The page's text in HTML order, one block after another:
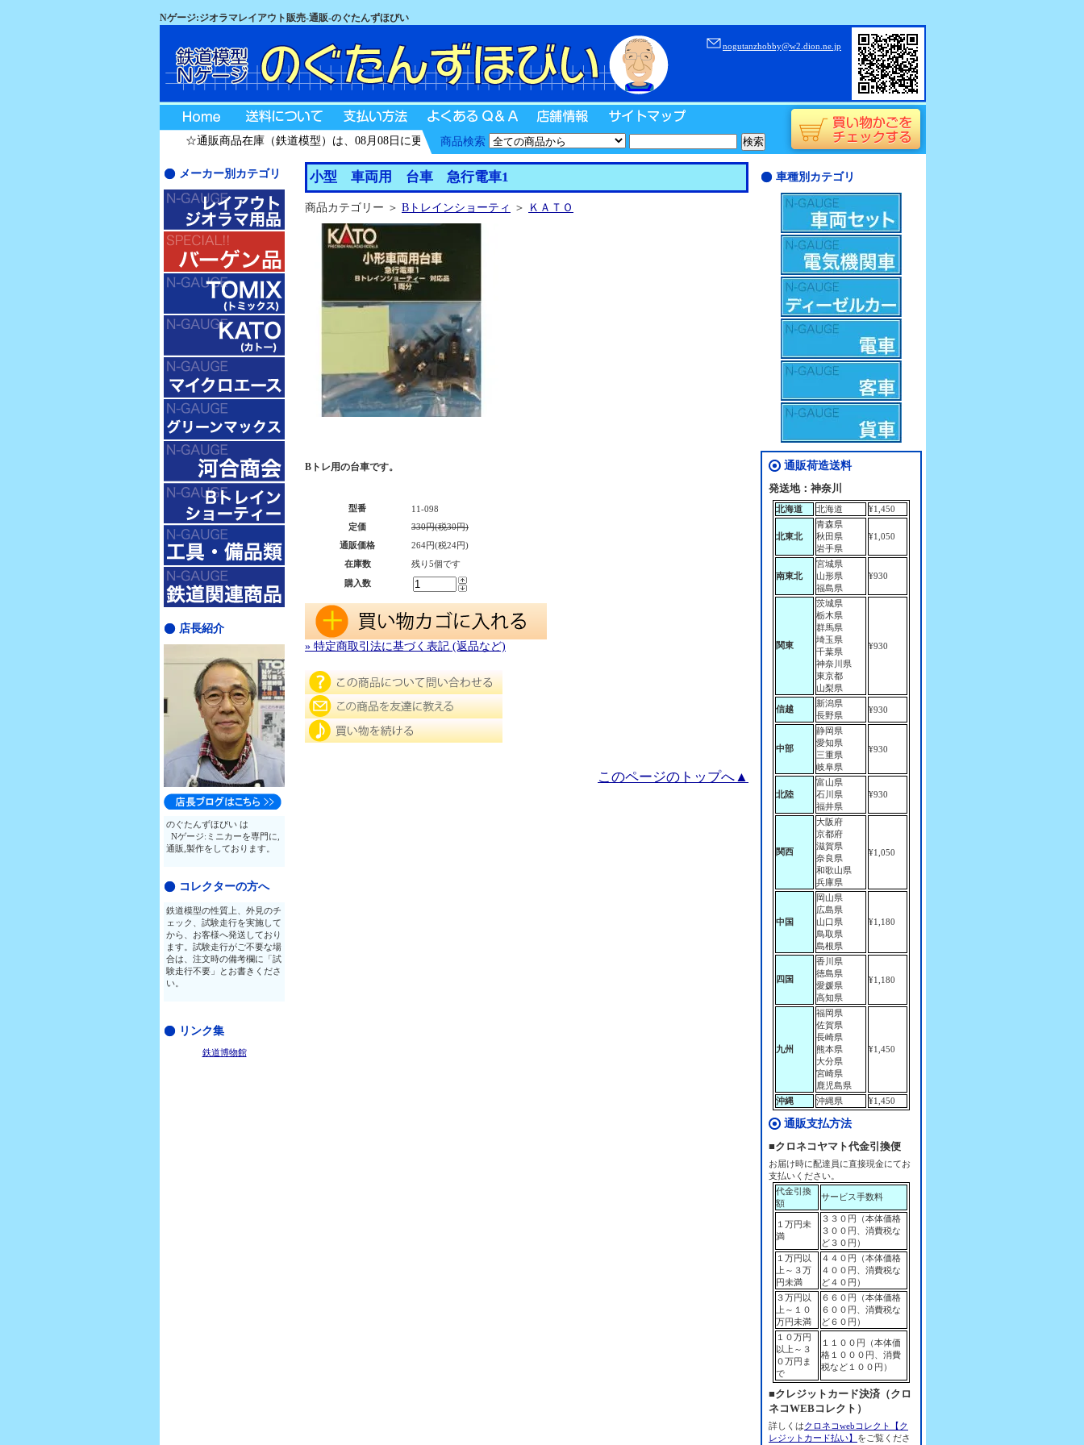
Nゲージ:ジオラマレイアウト販売-通販-のぐたんずほびい
nogutanzhobby@w2.dion.ne.jp
☆通販商品在庫（鉄道模型）は、08月08日に更新 商品検索
小型 車両用 台車 急行電車1
商品カテゴリー ＞ Bトレインショーティ ＞ ＫＡＴＯ
Bトレ用の台車です。
型番
11-098
定価
330円(税30円)
通販価格
264円(税24円)
在庫数
残り5個です
購入数
» 特定商取引法に基づく表記 (返品など)
このページのトップへ▲
メーカー別カテゴリ
店長紹介
のぐたんずほびい は
Nゲージ:ミニカーを専門に,
通販,製作をしております。
コレクターの方へ
鉄道模型の性質上、外見のチ
ェック、試験走行を実施して
から、お客様へ発送しており
ます。試験走行がご不要な場
合は、注文時の備考欄に「試
験走行不要」とお書きくださ
い。
リンク集
鉄道博物館
車種別カテゴリ
通販荷造送料
発送地：神奈川
北海道 北海道 ¥1,450
北東北
青森県
秋田県
岩手県
¥1,050
南東北
宮城県
山形県
福島県
¥930
関東
茨城県
栃木県
群馬県
埼玉県
千葉県
神奈川県
東京都
山梨県
¥930
信越
新潟県
長野県
¥930
中部
静岡県
愛知県
三重県
岐阜県
¥930
北陸
富山県
石川県
福井県
¥930
関西
大阪府
京都府
滋賀県
奈良県
和歌山県
兵庫県
¥1,050
中国
岡山県
広島県
山口県
鳥取県
島根県
¥1,180
四国
香川県
徳島県
愛媛県
高知県
¥1,180
九州
福岡県
佐賀県
長崎県
熊本県
大分県
宮崎県
鹿児島県
¥1,450
沖縄 沖縄県 ¥1,450
通販支払方法
■クロネコヤマト代金引換便
お届け時に配達員に直接現金にてお
支払いください。
代金引換
額
サービス手数料
１万円未
満
３３０円（本体価格
３００円、消費税な
ど３０円）
１万円以
上～３万
円未満
４４０円（本体価格
４００円、消費税な
ど４０円）
３万円以
上～１０
万円未満
６６０円（本体価格
６００円、消費税な
ど６０円）
１０万円
以上～３
０万円ま
で
１１００円（本体価
格１０００円、消費
税など１００円）
■クレジットカード決済（クロ
ネコWEBコレクト）
詳しくはクロネコwebコレクト【ク
レジットカード払い】 をご覧くださ